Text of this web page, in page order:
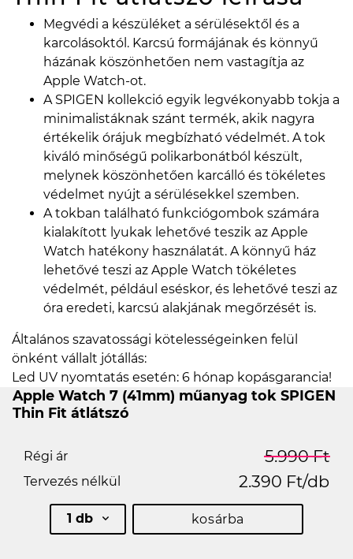
Megvédi a készüléket a sérülésektől és a
karcolásoktól. Karcsú formájának és könnyű
házának köszönhetően nem vastagítja az
Apple Watch-ot.
A SPIGEN kollekció egyik legvékonyabb tokja a
minimalistáknak szánt termék, akik nagyra
értékelik órájuk megbízható védelmét. A tok
kiváló minőségű polikarbonátból készült,
melynek köszönhetően karcálló és tökéletes
védelmet nyújt a sérülésekkel szemben.
A tokban található funkciógombok számára
kialakított lyukak lehetővé teszik az Apple
Watch hatékony használatát. A könnyű ház
lehetővé teszi az Apple Watch tökéletes
védelmét, például eséskor, és lehetővé teszi az
óra eredeti, karcsú alakjának megőrzését is.
Általános szavatossági kötelességeinken felül
önként vállalt jótállás:
Led UV nyomtatás esetén: 6 hónap kopásgarancia!
Apple Watch 7 (41mm) műanyag tok SPIGEN
Thin Fit átlátszó
Régi ár 5.990 Ft
Tervezés nélkül 2.390 Ft/db
1 db kosárba